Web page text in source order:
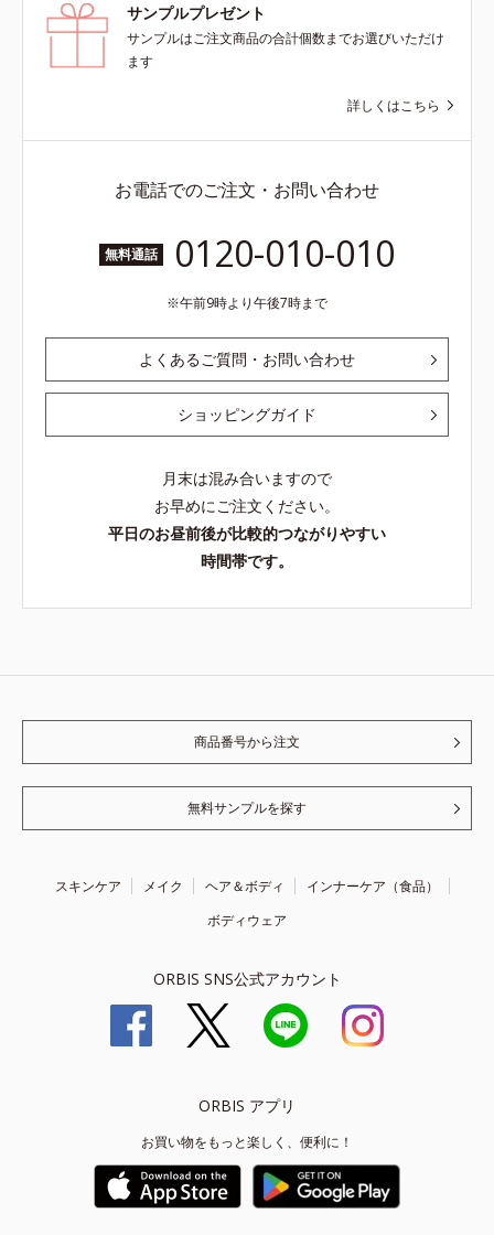
サンプルプレゼント
サンプルはご注文商品の合計個数までお選びいただけ
ます
詳しくはこちら
お電話でのご注文・お問い合わせ
無料通話 0120-010-010
午前9時より午後7時まで
よくあるご質問・お問い合わせ
ショッピングガイド
月末は混み合いますので
お早めにご注文ください。
平日のお昼前後が比較的つながりやすい
時間帯です。
商品番号から注文
無料サンプルを探す
スキンケア メイク ヘア＆ボディ
インナーケア（食品）
ボディウェア
ORBIS SNS公式アカウント
ORBIS アプリ
お買い物をもっと楽しく、便利に！